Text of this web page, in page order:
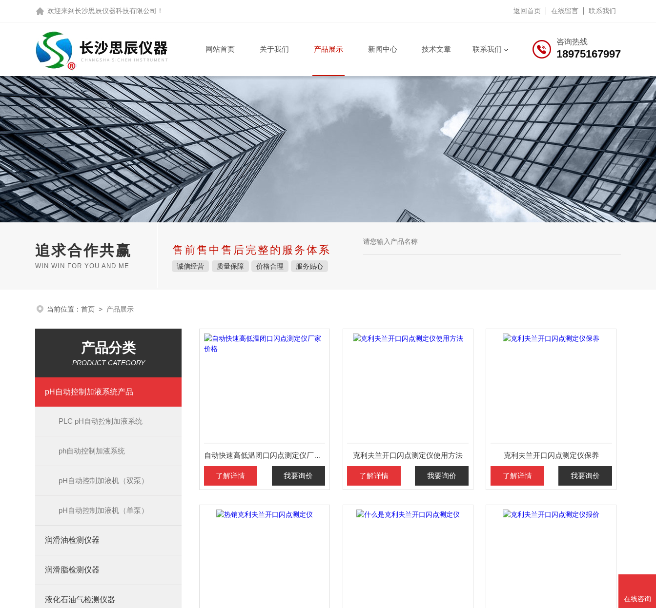
欢迎来到 长沙思辰仪器科技有限公司 ！ 返回首页 在线留言 联系我们
咨询热线
18975167997
网站首页 关于我们 产品展示 新闻中心 技术文章 联系我们
追求合作共赢
WIN WIN FOR YOU AND ME
售前售中售后完整的服务体系
诚信经营 质量保障 价格合理 服务贴心
当前位置： 首页 > 产品展示
产品分类
PRODUCT CATEGORY
pH自动控制加液系统产品
PLC pH自动控制加液系统
ph自动控制加液系统
pH自动控制加液机（双泵）
pH自动控制加液机（单泵）
润滑油检测仪器
润滑脂检测仪器
液化石油气检测仪器
自动快速高低温闭口闪点测定仪厂家价格
了解详情 我要询价
克利夫兰开口闪点测定仪使用方法
了解详情 我要询价
克利夫兰开口闪点测定仪保养
了解详情 我要询价
在线咨询